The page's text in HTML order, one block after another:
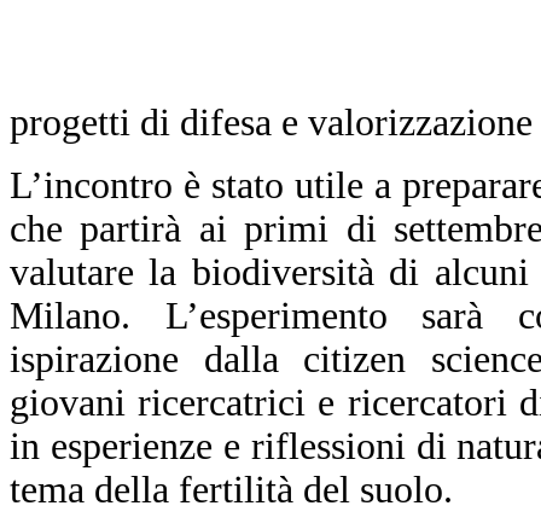
progetti di difesa e
L’incontro è stato utile a
che partirà ai primi di
valutare la biodiversità di
Milano. L’esperimento sarà
ispirazione dalla citizen
giovani ricercatrici e ricercatori
in esperienze e riflessioni di
tema della fertilità del suolo.